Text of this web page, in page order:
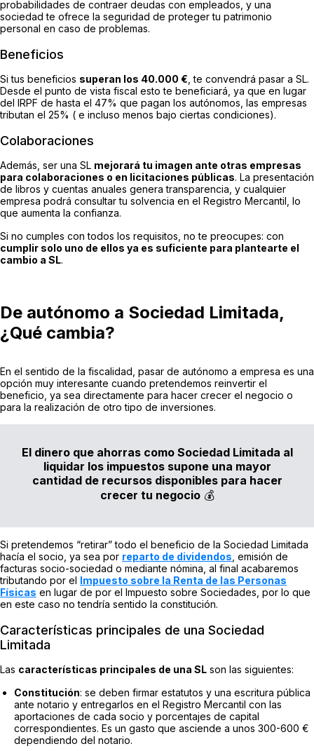
probabilidades de contraer deudas con empleados, y una
sociedad te ofrece la seguridad de proteger tu patrimonio
personal en caso de problemas.
Beneficios
Si tus beneficios superan los 40.000 € , te convendrá pasar a SL.
Desde el punto de vista fiscal esto te beneficiará, ya que en lugar
del IRPF de hasta el 47% que pagan los autónomos, las empresas
tributan el 25% ( e incluso menos bajo ciertas condiciones).
Colaboraciones
Además, ser una SL mejorará tu imagen ante otras empresas
para colaboraciones o en licitaciones públicas. La presentación
de libros y cuentas anuales genera transparencia, y cualquier
empresa podrá consultar tu solvencia en el Registro Mercantil, lo
que aumenta la confianza.
Si no cumples con todos los requisitos, no te preocupes: con
cumplir solo uno de ellos ya es suficiente para plantearte el
cambio a SL.
De autónomo a Sociedad Limitada,
¿Qué cambia?
En el sentido de la fiscalidad, pasar de autónomo a empresa es una
opción muy interesante cuando pretendemos reinvertir el
beneficio, ya sea directamente para hacer crecer el negocio o
para la realización de otro tipo de inversiones.
El dinero que ahorras como Sociedad Limitada al
liquidar los impuestos supone una mayor
cantidad de recursos disponibles para hacer
crecer tu negocio💰
Si pretendemos “retirar” todo el beneficio de la Sociedad Limitada
hacía el socio, ya sea por reparto de dividendos , emisión de
facturas socio-sociedad o mediante nómina, al final acabaremos
tributando por el Impuesto sobre la Renta de las Personas
Físicas en lugar de por el Impuesto sobre Sociedades, por lo que
en este caso no tendría sentido la constitución.
Características principales de una Sociedad
Limitada
Las características principales de una SL son las siguientes:
Constitución: se deben firmar estatutos y una escritura pública
ante notario y entregarlos en el Registro Mercantil con las
aportaciones de cada socio y porcentajes de capital
correspondientes. Es un gasto que asciende a unos 300-600 €
dependiendo del notario.